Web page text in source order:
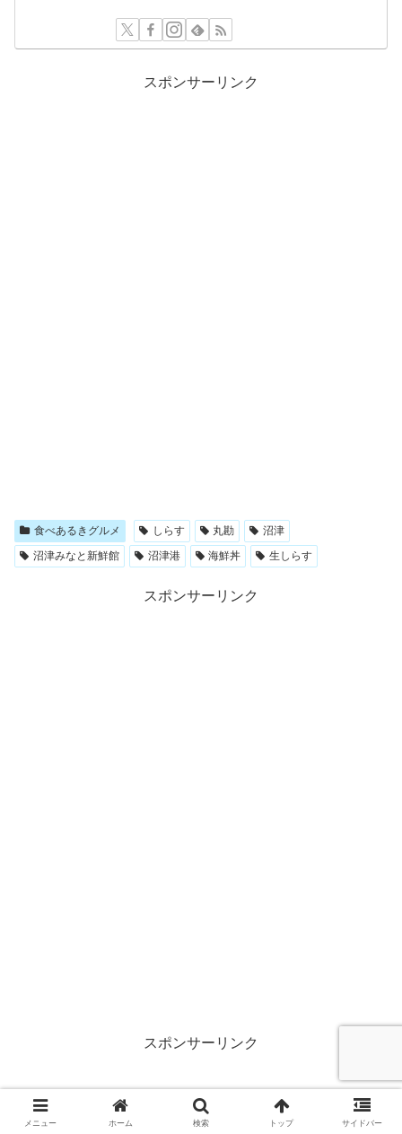
スポンサーリンク
食べあるきグルメ しらす 丸勘
沼津
沼津みなと新鮮館
沼津港 海鮮丼 生しらす
スポンサーリンク
スポンサーリンク
メニュー ホーム 検索 トップ サイドバー